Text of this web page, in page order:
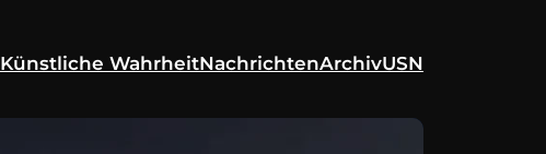
Künstliche WahrheitNachrichtenArchivUSN